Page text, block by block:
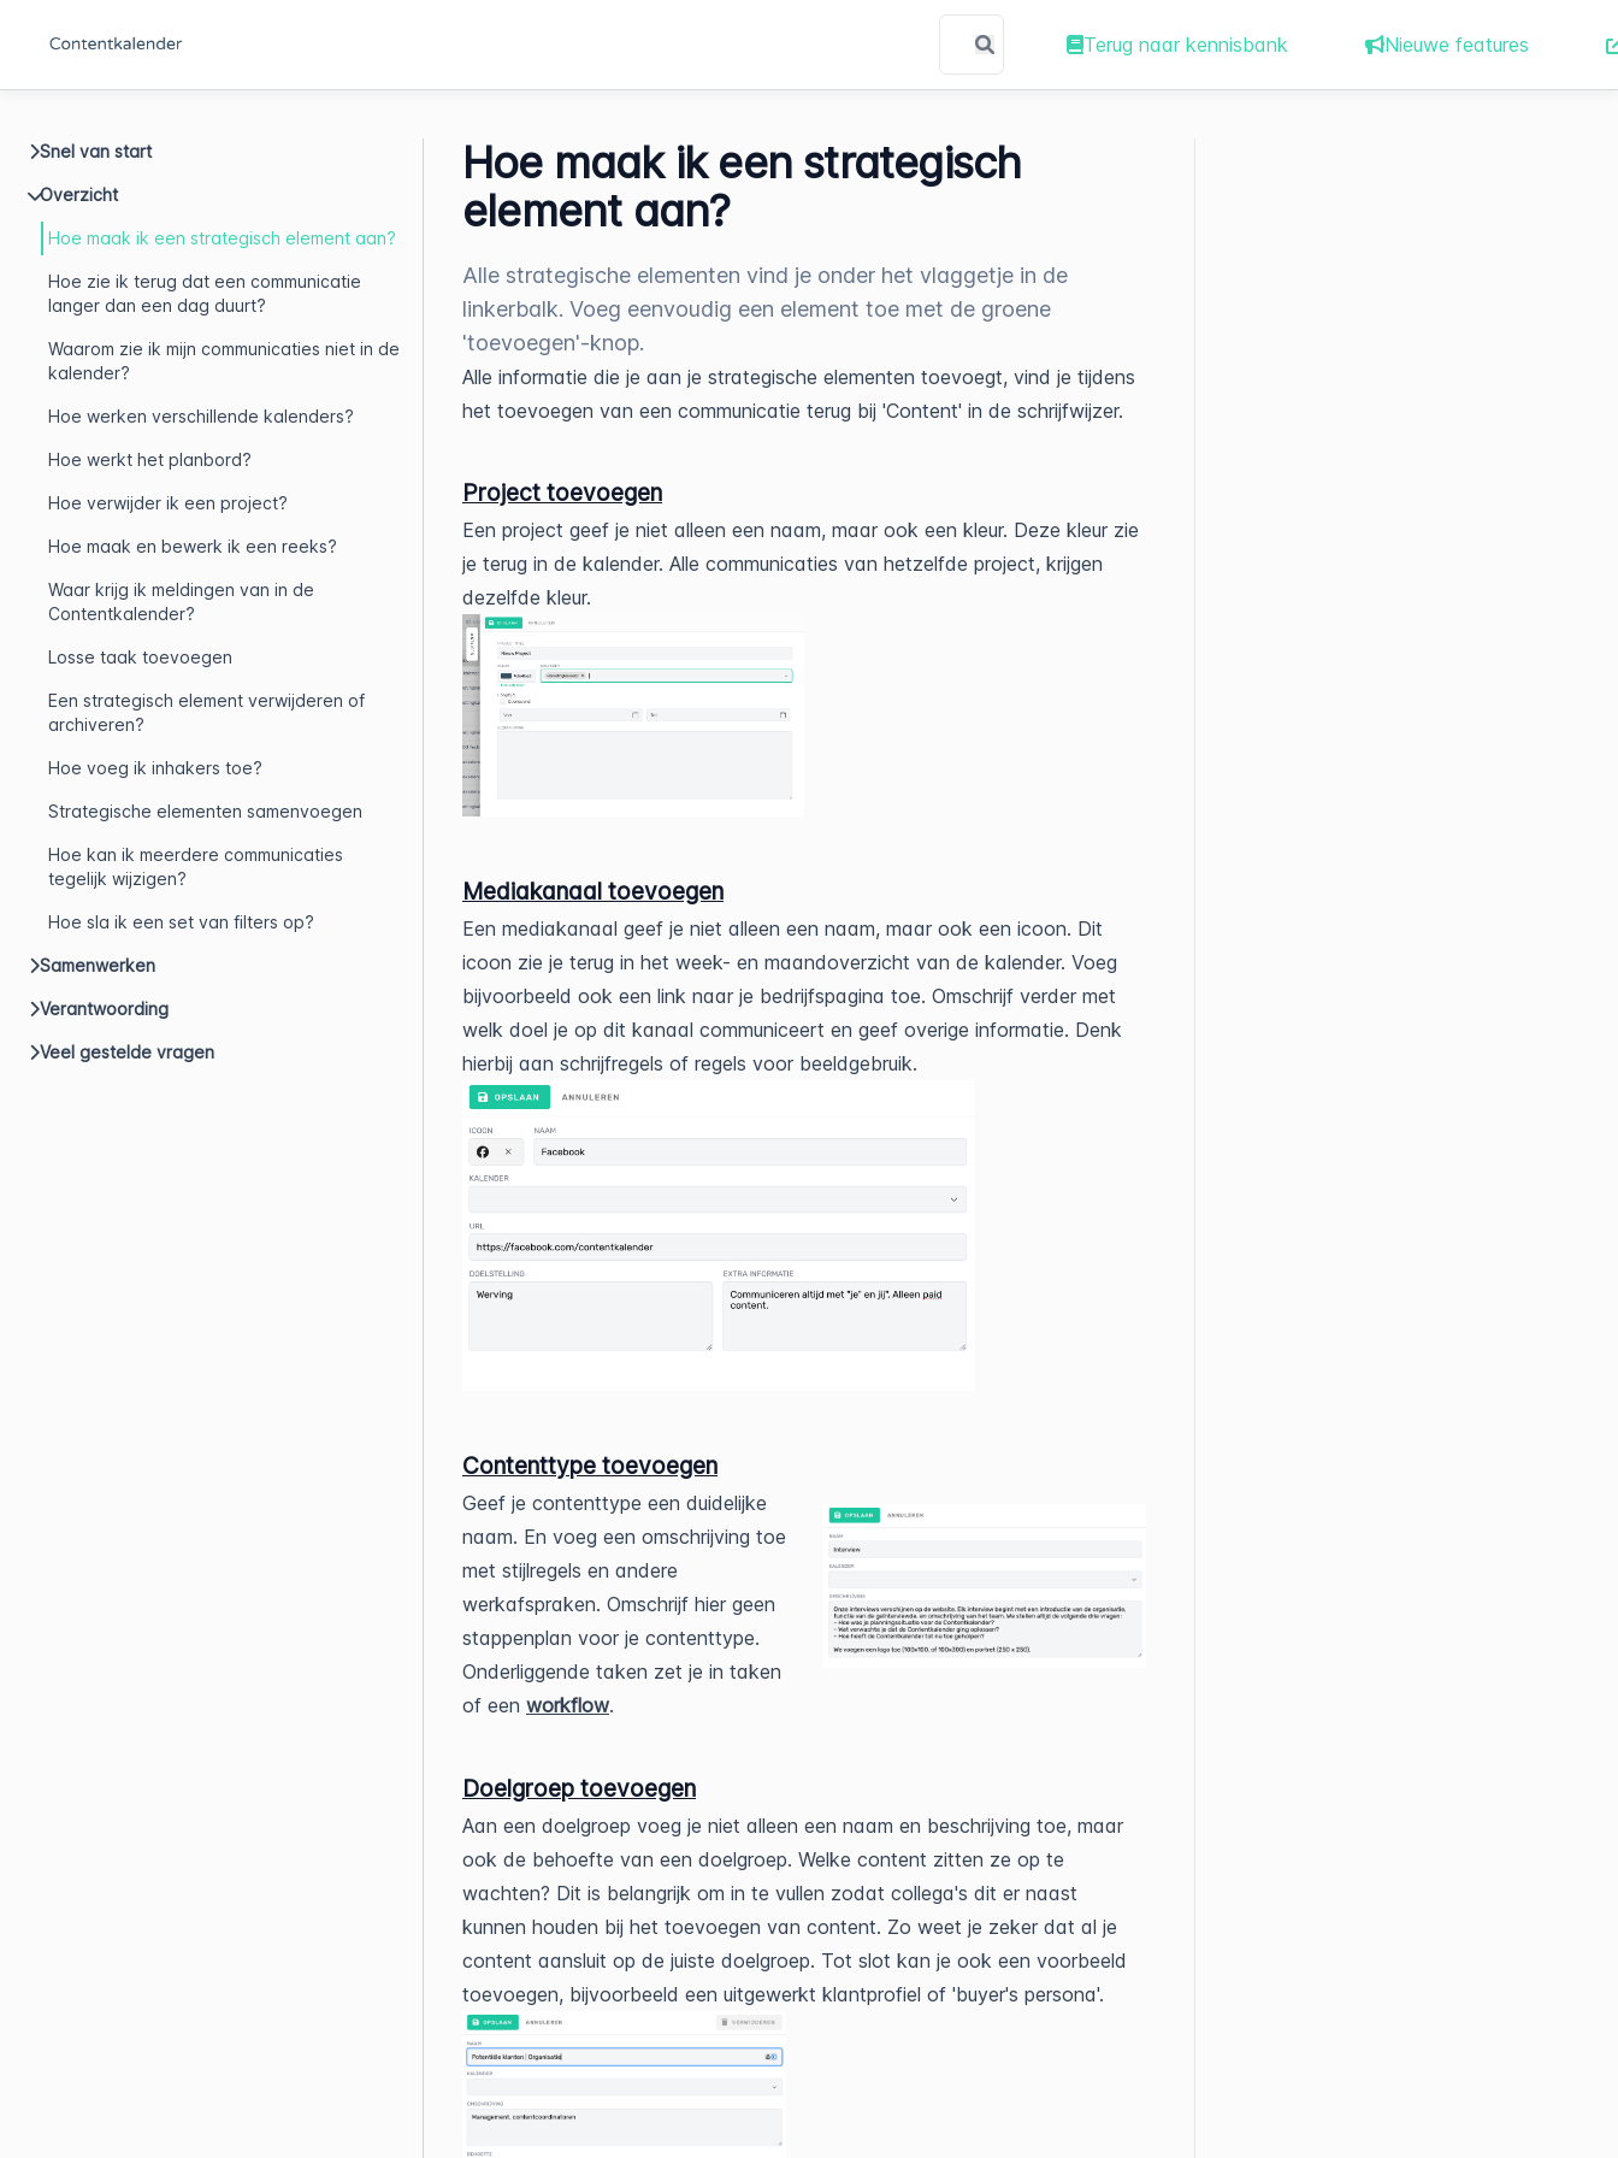
Terug naar kennisbank Nieuwe features
Snel van start
Overzicht
Hoe maak ik een strategisch element aan?
Hoe zie ik terug dat een communicatie
langer dan een dag duurt?
Waarom zie ik mijn communicaties niet in de
kalender?
Hoe werken verschillende kalenders?
Hoe werkt het planbord?
Hoe verwijder ik een project?
Hoe maak en bewerk ik een reeks?
Waar krijg ik meldingen van in de
Contentkalender?
Losse taak toevoegen
Een strategisch element verwijderen of
archiveren?
Hoe voeg ik inhakers toe?
Strategische elementen samenvoegen
Hoe kan ik meerdere communicaties
tegelijk wijzigen?
Hoe sla ik een set van filters op?
Samenwerken
Verantwoording
Veel gestelde vragen
Hoe maak ik een strategisch
element aan?
Alle strategische elementen vind je onder het vlaggetje in de
linkerbalk. Voeg eenvoudig een element toe met de groene
'toevoegen'-knop.
Alle informatie die je aan je strategische elementen toevoegt, vind je tijdens
het toevoegen van een communicatie terug bij 'Content' in de schrijfwijzer.
Project toevoegen
Een project geef je niet alleen een naam, maar ook een kleur. Deze kleur zie
je terug in de kalender. Alle communicaties van hetzelfde project, krijgen
dezelfde kleur.
Mediakanaal toevoegen
Een mediakanaal geef je niet alleen een naam, maar ook een icoon. Dit
icoon zie je terug in het week- en maandoverzicht van de kalender. Voeg
bijvoorbeeld ook een link naar je bedrijfspagina toe. Omschrijf verder met
welk doel je op dit kanaal communiceert en geef overige informatie. Denk
hierbij aan schrijfregels of regels voor beeldgebruik.
Contenttype toevoegen
Geef je contenttype een duidelijke
naam. En voeg een omschrijving toe
met stijlregels en andere
werkafspraken. Omschrijf hier geen
stappenplan voor je contenttype.
Onderliggende taken zet je in taken
of een workflow.
Doelgroep toevoegen
Aan een doelgroep voeg je niet alleen een naam en beschrijving toe, maar
ook de behoefte van een doelgroep. Welke content zitten ze op te
wachten? Dit is belangrijk om in te vullen zodat collega's dit er naast
kunnen houden bij het toevoegen van content. Zo weet je zeker dat al je
content aansluit op de juiste doelgroep. Tot slot kan je ook een voorbeeld
toevoegen, bijvoorbeeld een uitgewerkt klantprofiel of 'buyer's persona'.